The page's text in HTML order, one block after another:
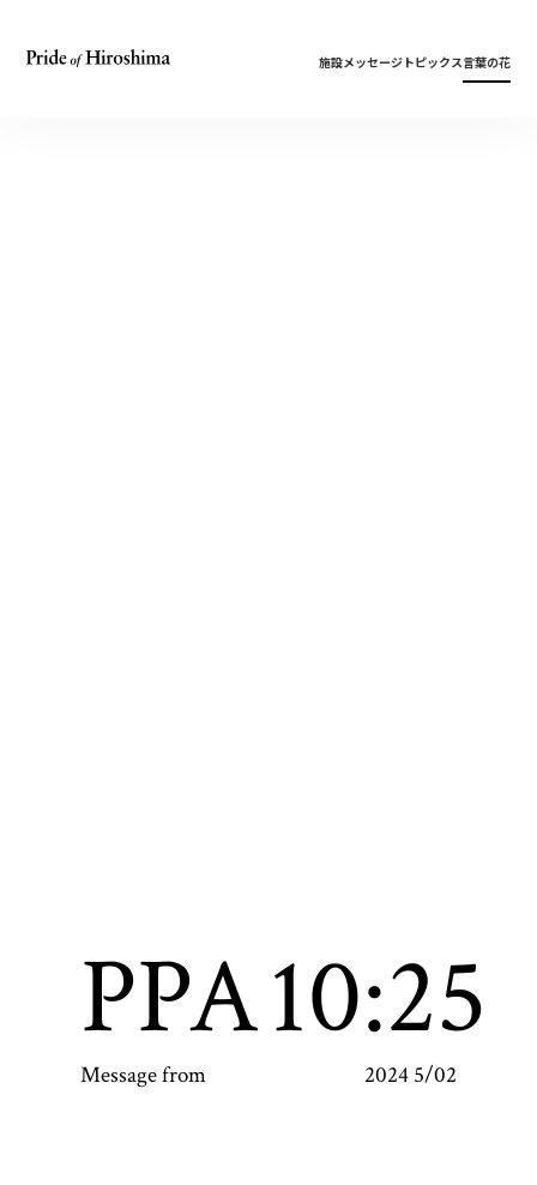
施設メッセージトピックス言葉の花
PPA10:25
Message from 2024 5/02